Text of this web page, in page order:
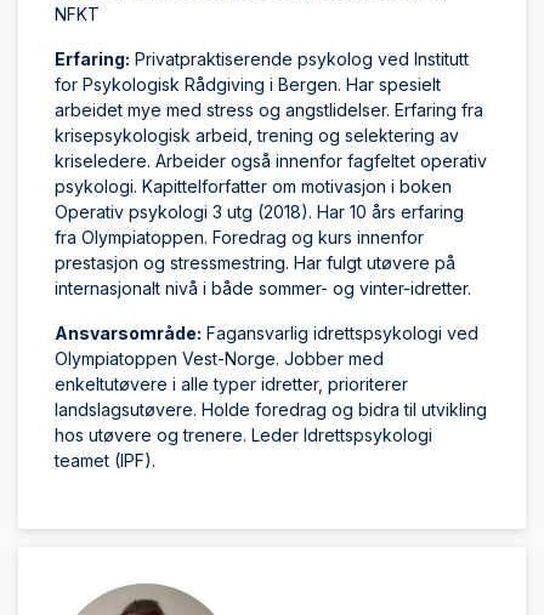
NFKT
Erfaring: Privatpraktiserende psykolog ved Institutt
for Psykologisk Rådgiving i Bergen. Har spesielt
arbeidet mye med stress og angstlidelser. Erfaring fra
krisepsykologisk arbeid, trening og selektering av
kriseledere. Arbeider også innenfor fagfeltet operativ
psykologi. Kapittelforfatter om motivasjon i boken
Operativ psykologi 3 utg (2018). Har 10 års erfaring
fra Olympiatoppen. Foredrag og kurs innenfor
prestasjon og stressmestring. Har fulgt utøvere på
internasjonalt nivå i både sommer- og vinter-idretter.
Ansvarsområde: Fagansvarlig idrettspsykologi ved
Olympiatoppen Vest-Norge. Jobber med
enkeltutøvere i alle typer idretter, prioriterer
landslagsutøvere. Holde foredrag og bidra til utvikling
hos utøvere og trenere. Leder Idrettspsykologi
teamet (IPF).